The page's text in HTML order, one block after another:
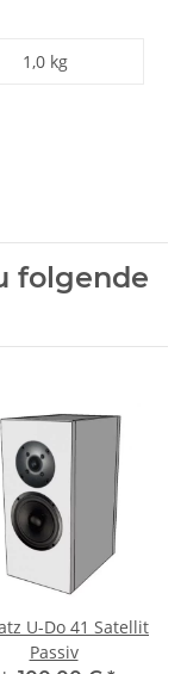
1,0 kg
folgende
U-Do 41 Satellit
Passiv